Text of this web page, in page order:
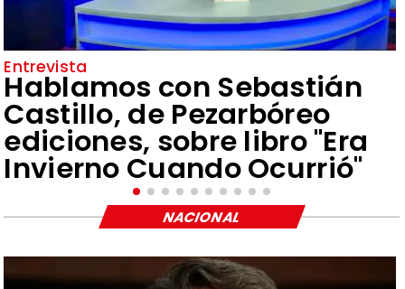
Entrevista
Hablamos con Sebastián
Castillo, de Pezarbóreo
ediciones, sobre libro "Era
Invierno Cuando Ocurrió"
NACIONAL